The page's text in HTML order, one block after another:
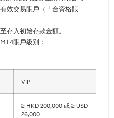
效交易賬戶（「合資格賬
存入初始存款金額。
賬戶級別﹕
VIP
≥ HKD 200,000 或 ≥ USD
26,000